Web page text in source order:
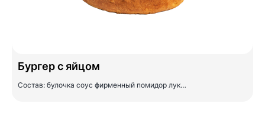
Бургер с яйцом
Состав: булочка соус фирменный помидор лук…